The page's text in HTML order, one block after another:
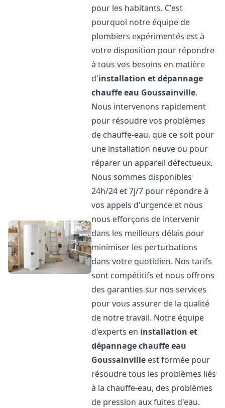
pour les habitants. C'est
pourquoi notre équipe de
plombiers expérimentés est à
votre disposition pour répondre
à tous vos besoins en matière
d'installation et dépannage
chauffe eau Goussainville.
Nous intervenons rapidement
pour résoudre vos problèmes
de chauffe-eau, que ce soit pour
une installation neuve ou pour
réparer un appareil défectueux.
Nous sommes disponibles
24h/24 et 7j/7 pour répondre à
vos appels d'urgence et nous
nous efforçons de intervenir
dans les meilleurs délais pour
minimiser les perturbations
dans votre quotidien. Nos tarifs
sont compétitifs et nous offrons
des garanties sur nos services
pour vous assurer de la qualité
de notre travail. Notre équipe
d'experts en installation et
dépannage chauffe eau
Goussainville est formée pour
résoudre tous les problèmes liés
à la chauffe-eau, des problèmes
de pression aux fuites d'eau.